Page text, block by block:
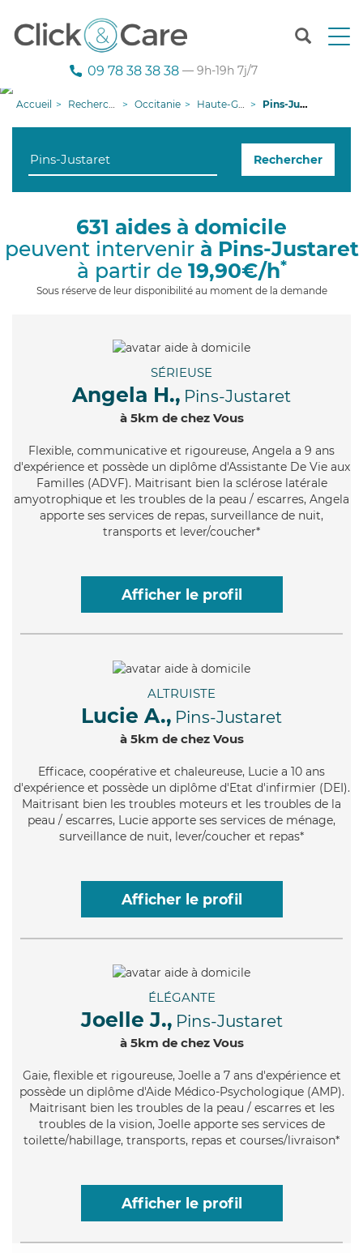
T
n
g
i
09 78 38 38 38 — 9h-19h 7j/7
Accueil Recherche aide à domicile Occitanie Haute-Garonne Pins-Justaret
Rechercher
631 aides à domicile
peuvent intervenir à Pins-Justaret
à partir de 19,90€/h*
Sous réserve de leur disponibilité au moment de la demande
SÉRIEUSE
Angela H., Pins-Justaret
à 5km de chez Vous
Flexible, communicative et rigoureuse, Angela a 9 ans
d'expérience et possède un diplôme d'Assistante De Vie aux
Familles (ADVF). Maitrisant bien la sclérose latérale
amyotrophique et les troubles de la peau / escarres, Angela
apporte ses services de repas, surveillance de nuit,
transports et lever/coucher*
Afficher le profil
ALTRUISTE
Lucie A., Pins-Justaret
à 5km de chez Vous
Efficace, coopérative et chaleureuse, Lucie a 10 ans
d'expérience et possède un diplôme d'Etat d'infirmier (DEI).
Maitrisant bien les troubles moteurs et les troubles de la
peau / escarres, Lucie apporte ses services de ménage,
surveillance de nuit, lever/coucher et repas*
Afficher le profil
ÉLÉGANTE
Joelle J., Pins-Justaret
à 5km de chez Vous
Gaie, flexible et rigoureuse, Joelle a 7 ans d'expérience et
possède un diplôme d'Aide Médico-Psychologique (AMP).
Maitrisant bien les troubles de la peau / escarres et les
troubles de la vision, Joelle apporte ses services de
toilette/habillage, transports, repas et courses/livraison*
Afficher le profil